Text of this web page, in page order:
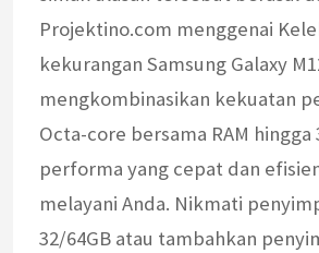
Projektino.com menggenai
kekurangan Samsung Galaxy
mengkombinasikan kekuatan
Octa-core bersama RAM hingga
performa yang cepat dan
melayani Anda. Nikmati
32/64GB atau tambahkan